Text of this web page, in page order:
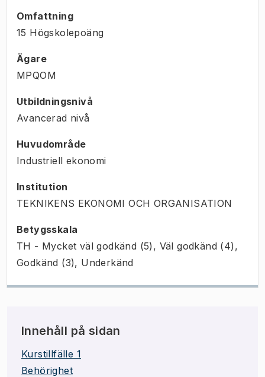
Omfattning
15 Högskolepoäng
Ägare
MPQOM
Utbildningsnivå
Avancerad nivå
Huvudområde
Industriell ekonomi
Institution
TEKNIKENS EKONOMI OCH ORGANISATION
Betygsskala
TH - Mycket väl godkänd (5), Väl godkänd (4),
Godkänd (3), Underkänd
Innehåll på sidan
Kurstillfälle 1
Behörighet